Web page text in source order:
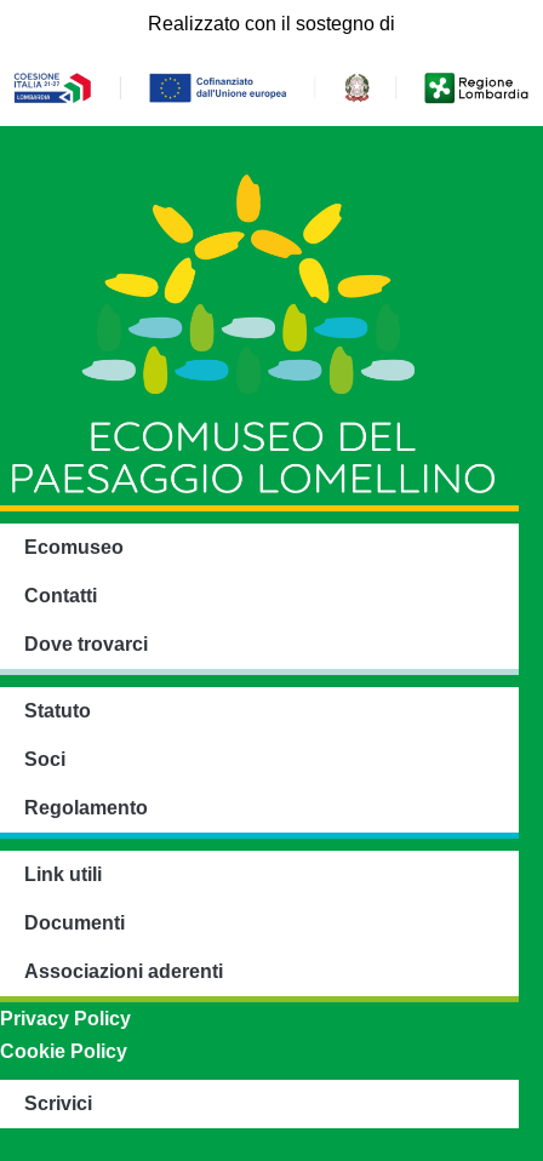
Realizzato con il sostegno di
Ecomuseo
Contatti
Dove trovarci
Statuto
Soci
Regolamento
Link utili
Documenti
Associazioni aderenti
Privacy Policy
Cookie Policy
Scrivici